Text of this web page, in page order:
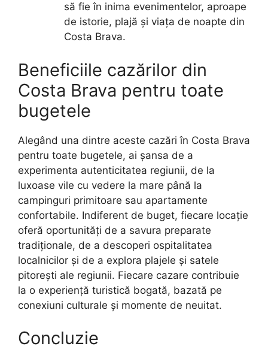
să fie în inima evenimentelor, aproape
de istorie, plajă și viața de noapte din
Costa Brava.
Beneficiile cazărilor din
Costa Brava pentru toate
bugetele
Alegând una dintre aceste cazări în Costa Brava
pentru toate bugetele, ai șansa de a
experimenta autenticitatea regiunii, de la
luxoase vile cu vedere la mare până la
campinguri primitoare sau apartamente
confortabile. Indiferent de buget, fiecare locație
oferă oportunități de a savura preparate
tradiționale, de a descoperi ospitalitatea
localnicilor și de a explora plajele și satele
pitorești ale regiunii. Fiecare cazare contribuie
la o experiență turistică bogată, bazată pe
conexiuni culturale și momente de neuitat.
Concluzie